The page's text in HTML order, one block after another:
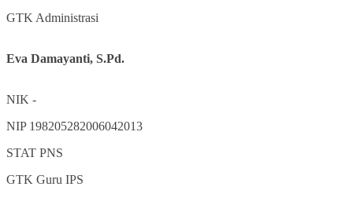
GTK Administrasi
Eva Damayanti, S.Pd.
NIK -
NIP 198205282006042013
STAT PNS
GTK Guru IPS